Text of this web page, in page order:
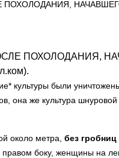
ПОХОЛОДАНИЯ,
культуры были
она же культура
около метра, без
боку, женщины на